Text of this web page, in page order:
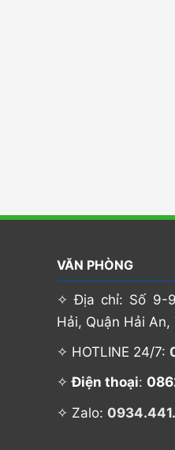
VĂN PHÒNG
✧ Địa chỉ: Số 9-
Hải, Quận Hải
✧ HOTLINE 24/7:
✧Điện thoại:
✧ Zalo: